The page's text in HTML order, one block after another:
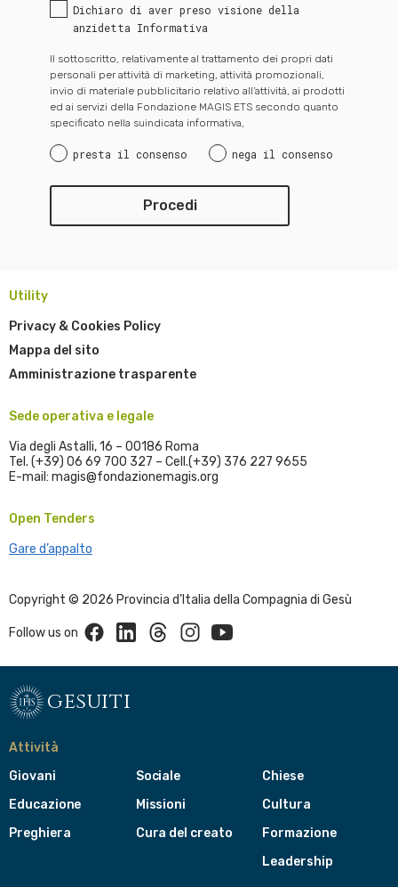
Dichiaro di aver preso visione della
anzidetta Informativa
Il sottoscritto, relativamente al trattamento dei propri dati
personali per attività di marketing, attività promozionali,
invio di materiale pubblicitario relativo all’attività, ai prodotti
ed ai servizi della Fondazione MAGIS ETS secondo quanto
specificato nella suindicata informativa,
presta il consenso nega il consenso
Utility
Privacy & Cookies Policy
Mappa del sito
Amministrazione trasparente
Sede operativa e legale
Via degli Astalli, 16 – 00186 Roma
Tel. (+39) 06 69 700 327 – Cell.(+39) 376 227 9655
E-mail: magis@fondazionemagis.org
Open Tenders
Gare d’appalto
Copyright © 2026 Provincia d’Italia della Compagnia di Gesù
Follow us on FacebookLinkedinThreadsInstagramYoutube
gesuiti
Attività
Giovani
Educazione
Preghiera
Sociale
Missioni
Cura del creato
Chiese
Cultura
Formazione
Leadership